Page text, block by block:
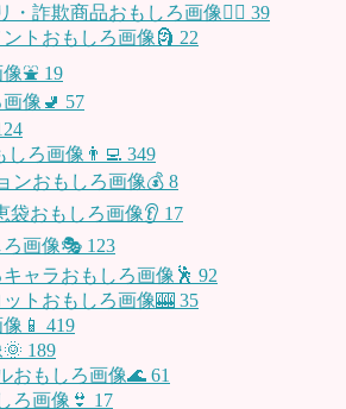
・詐欺商品おもしろ画像🙅‍♀️ 39
トおもしろ画像🗿 22
⛲️ 19
像🚽 57
しろ画像👨‍💻 349
ンおもしろ画像💰 8
袋おもしろ画像👂 17
ろ画像🎭 123
ャラおもしろ画像🕺 92
トおもしろ画像🎰 35
📱 419
189
おもしろ画像🌊 61
ろ画像👙 17